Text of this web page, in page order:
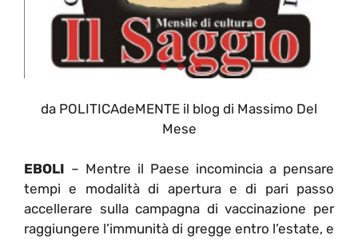
da POLITICAdeMENTE il blog di Massimo Del
Mese
EBOLI – Mentre il Paese incomincia a pensare
tempi e modalità di apertura e di pari passo
accellerare sulla campagna di vaccinazione per
raggiungere l’immunità di gregge entro l’estate, e